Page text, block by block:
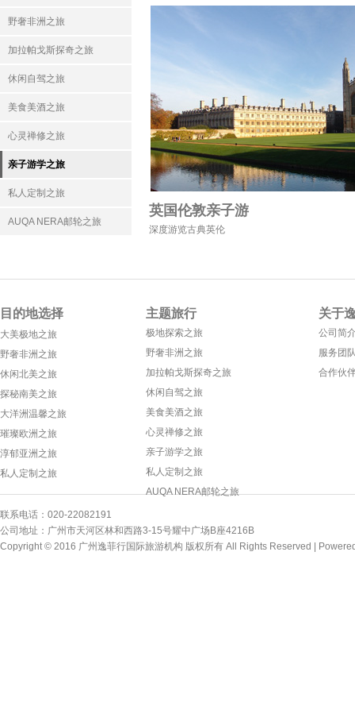
野奢非洲之旅
加拉帕戈斯探奇之旅
休闲自驾之旅
美食美酒之旅
心灵禅修之旅
亲子游学之旅
私人定制之旅
AUQA NERA邮轮之旅
英国伦敦亲子游
深度游览古典英伦
目的地选择
大美极地之旅
野奢非洲之旅
休闲北美之旅
探秘南美之旅
大洋洲温馨之旅
璀璨欧洲之旅
淳郁亚洲之旅
私人定制之旅
主题旅行
极地探索之旅
野奢非洲之旅
加拉帕戈斯探奇之旅
休闲自驾之旅
美食美酒之旅
心灵禅修之旅
亲子游学之旅
私人定制之旅
AUQA NERA邮轮之旅
关于
公司简
服务团
合作伙
联系电话：020-22082191
公司地址：广州市天河区林和西路3-15号耀中广场B座4216B
Copyright © 2016 广州逸菲行国际旅游机构 版权所有 All Rights Reserved |